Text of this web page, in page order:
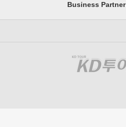
Business Partner